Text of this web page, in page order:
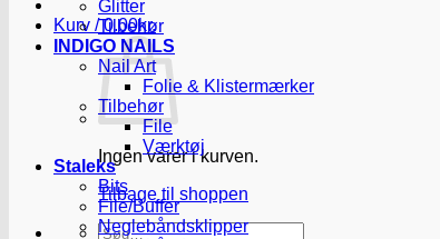
Kurv /0.00kr.
Ingen varer i kurven.
Tilbage til shoppen
Søg
Glitter
Tilbehør
INDIGO NAILS
Nail Art
Folie & Klistermærker
Tilbehør
File
Værktøj
Staleks
Bits
File/Buffer
Neglebåndsklipper